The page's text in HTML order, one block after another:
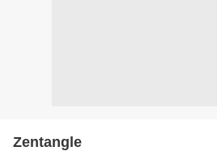
Zentangle